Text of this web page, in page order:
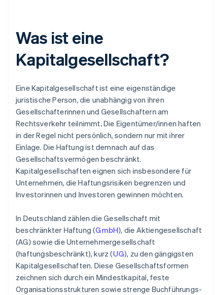
Was ist eine
Kapitalgesellschaft?
Eine Kapitalgesellschaft ist eine eigenständige
juristische Person, die unabhängig von ihren
Gesellschafterinnen und Gesellschaftern am
Rechtsverkehr teilnimmt. Die Eigentümer/innen haften
in der Regel nicht persönlich, sondern nur mit ihrer
Einlage. Die Haftung ist demnach auf das
Gesellschaftsvermögen beschränkt.
Kapitalgesellschaften eignen sich insbesondere für
Unternehmen, die Haftungsrisiken begrenzen und
Investorinnen und Investoren gewinnen möchten.
In Deutschland zählen die Gesellschaft mit
beschränkter Haftung (GmbH), die Aktiengesellschaft
(AG) sowie die Unternehmergesellschaft
(haftungsbeschränkt), kurz (UG), zu den gängigsten
Kapitalgesellschaften. Diese Gesellschaftsformen
zeichnen sich durch ein Mindestkapital, feste
Organisationsstrukturen sowie strenge Buchführungs-